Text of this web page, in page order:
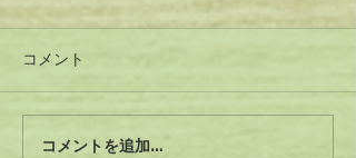
コメント
コメントを追加…